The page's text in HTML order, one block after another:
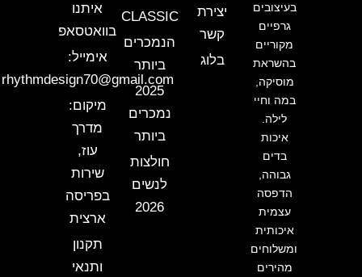
בעיצובים
גרפיים
מקוריים
בהשראת
מוסיקה,
במה וחיי
לילה.
איכות
בדים
גבוהה,
הדפסה
עצמית
איכותית
ומשלוחים
מהירים
יצירת
קשר
בלוג
CLASSIC
הנמכרים
ביותר
2025
נמכרים
ביותר
חולצות
לנשים
2026
איתנו
בוואטסאפ
אימייל:
rhythmdesign70@gmail.com
מיקום:
מדרך
עוז,
שירות
בפריסה
ארצית
תקנון
ותנאי